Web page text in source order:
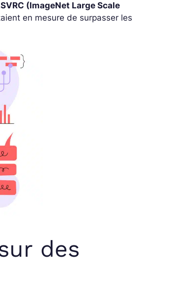
(ImageNet Large Scale
en mesure de surpasser les
des